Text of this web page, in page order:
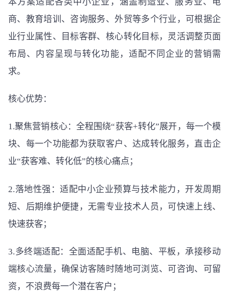
商、教育培训、咨询服务、外贸等多个行业，可根据企
业行业属性、目标客群、核心转化目标，灵活调整页面
布局、内容呈现与转化功能，适配不同企业的营销需
求。
核心优势：
1.聚焦营销核心：全程围绕“获客+转化”展开，每一个模
块、每一个功能都为获取客户、达成转化服务，直击企
业“获客难、转化低”的核心痛点；
2.落地性强：适配中小企业预算与技术能力，开发周期
短、后期维护便捷，无需专业技术人员，可快速上线、
快速获客；
3.多终端适配：全面适配手机、电脑、平板，承接移动
端核心流量，确保访客随时随地可浏览、可咨询、可留
资，不浪费每一个潜在客户；